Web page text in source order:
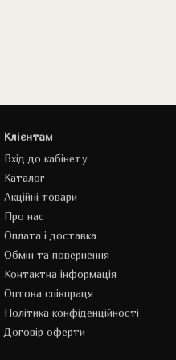
Клієнтам
Вхід до кабінету
Каталог
Акційні товари
Про нас
Оплата і доставка
Обмін та повернення
Контактна інформація
Оптова співпраця
Політика конфіденційності
Договір оферти